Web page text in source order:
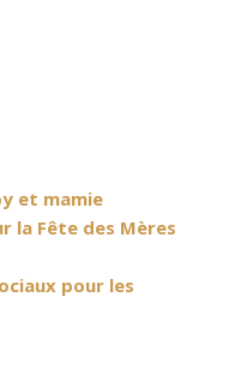
et mamie
la Fête des Mères
pour les